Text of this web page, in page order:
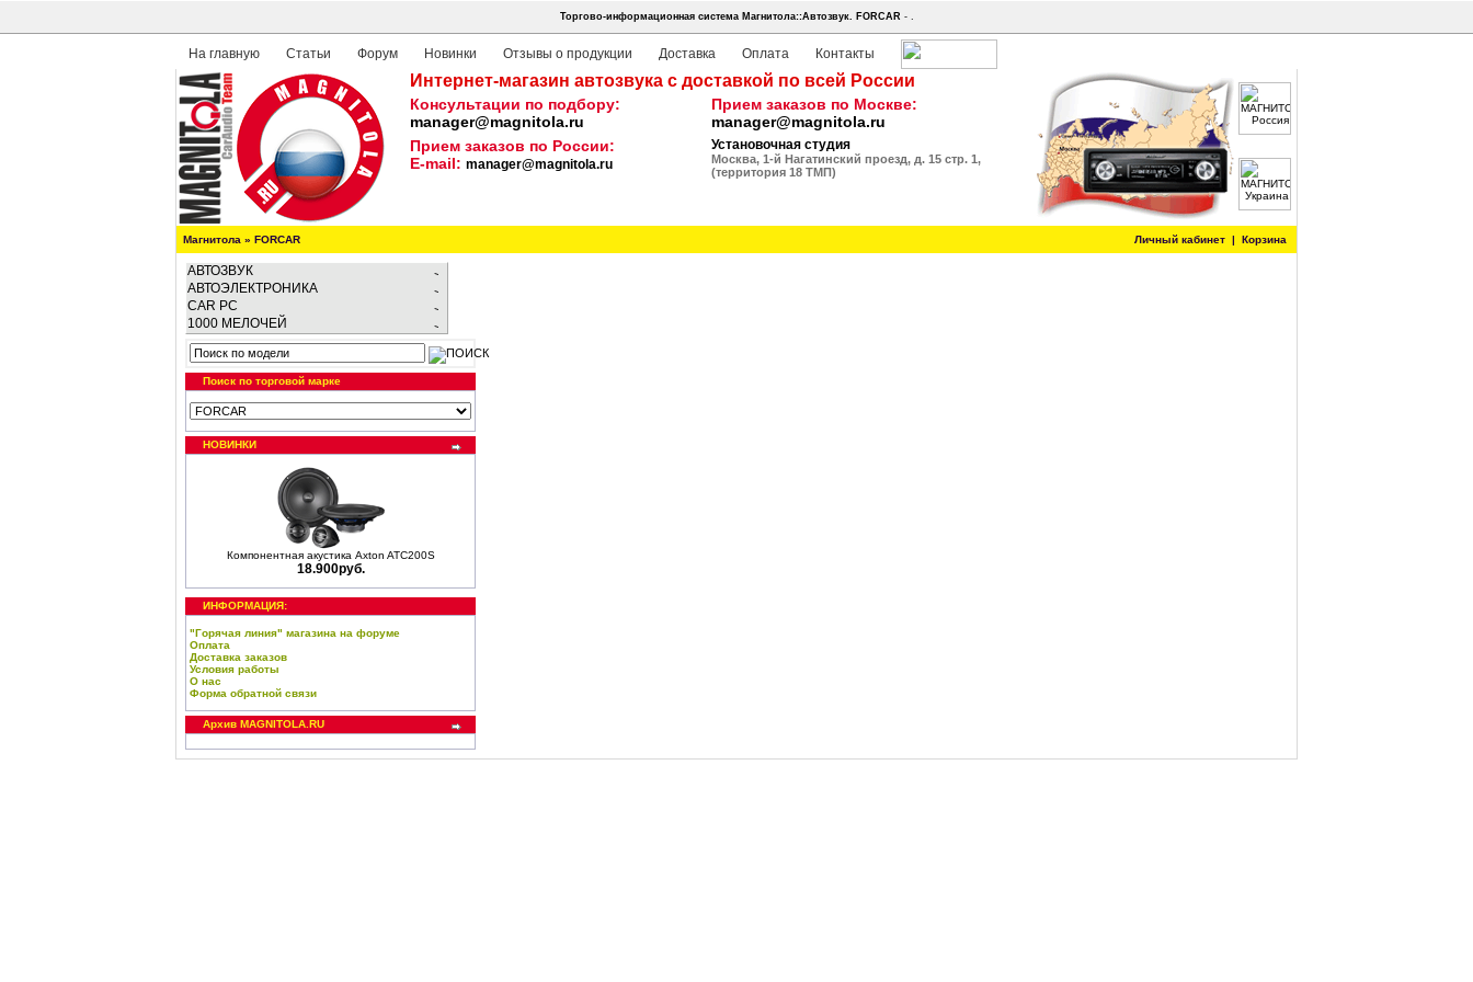
Торгово-информационная система Магнитола::Автозвук. FORCAR - .
На главную Статьи Форум Новинки Отзывы о продукции Доставка Оплата Контакты
Интернет-магазин автозвука с доставкой по всей России
Консультации по подбору:
manager@magnitola.ru
Прием заказов по Москве:
manager@magnitola.ru
Прием заказов по России:
E-mail: manager@magnitola.ru
Установочная студия
Москва, 1-й Нагатинский проезд, д. 15 стр. 1,
(территория 18 ТМП)
Магнитола » FORCAR Личный кабинет | Корзина
АВТОЗВУК
АВТОЭЛЕКТРОНИКА
CAR PC
1000 МЕЛОЧЕЙ
Поиск по торговой марке
НОВИНКИ
Компонентная акустика Axton ATC200S
18.900руб.
ИНФОРМАЦИЯ:
"Горячая линия" магазина на форуме
Оплата
Доставка заказов
Условия работы
О нас
Форма обратной связи
Архив MAGNITOLA.RU